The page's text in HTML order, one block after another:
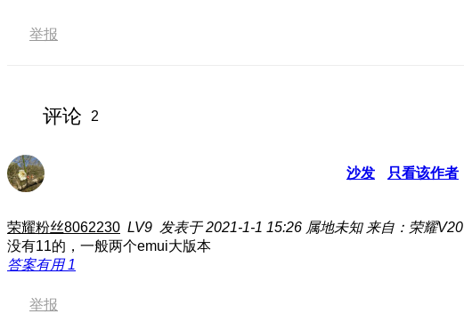
举报
评论 2
沙发 只看该作者
荣耀粉丝8062230 LV9 发表于 2021-1-1 15:26 属地未知 来自：荣耀V20
没有11的，一般两个emui大版本
答案有用1
举报